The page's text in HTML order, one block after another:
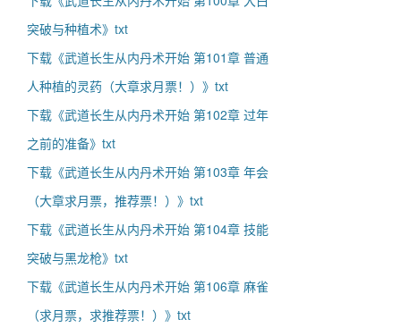
突破与种植术》txt
下载《武道长生从内丹术开始 第101章 普通
人种植的灵药（大章求月票！）》txt
下载《武道长生从内丹术开始 第102章 过年
之前的准备》txt
下载《武道长生从内丹术开始 第103章 年会
（大章求月票，推荐票！）》txt
下载《武道长生从内丹术开始 第104章 技能
突破与黑龙枪》txt
下载《武道长生从内丹术开始 第106章 麻雀
（求月票，求推荐票！）》txt